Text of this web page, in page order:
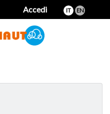
Accedi IT EN